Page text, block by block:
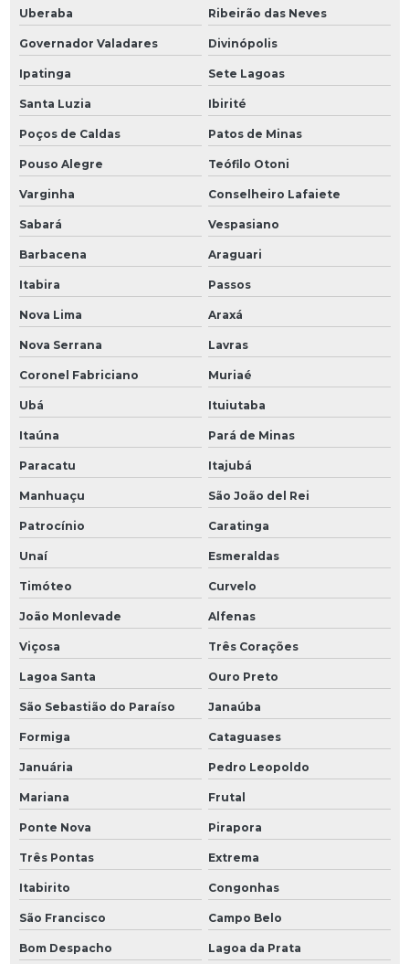
Uberaba Ribeirão das Neves
Governador Valadares Divinópolis
Ipatinga Sete Lagoas
Santa Luzia Ibirité
Poços de Caldas Patos de Minas
Pouso Alegre Teófilo Otoni
Varginha Conselheiro Lafaiete
Sabará Vespasiano
Barbacena Araguari
Itabira Passos
Nova Lima Araxá
Nova Serrana Lavras
Coronel Fabriciano Muriaé
Ubá Ituiutaba
Itaúna Pará de Minas
Paracatu Itajubá
Manhuaçu São João del Rei
Patrocínio Caratinga
Unaí Esmeraldas
Timóteo Curvelo
João Monlevade Alfenas
Viçosa Três Corações
Lagoa Santa Ouro Preto
São Sebastião do Paraíso Janaúba
Formiga Cataguases
Januária Pedro Leopoldo
Mariana Frutal
Ponte Nova Pirapora
Três Pontas Extrema
Itabirito Congonhas
São Francisco Campo Belo
Bom Despacho Lagoa da Prata